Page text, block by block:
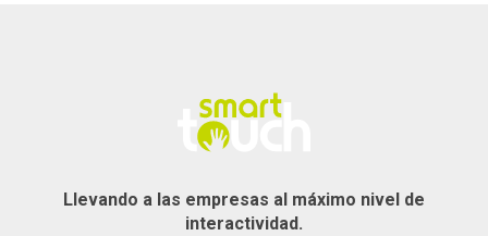
Llevando a las empresas al máximo nivel de
interactividad.